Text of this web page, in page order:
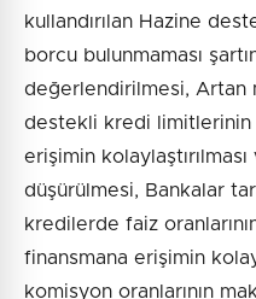
kullandırılan Hazine
borcu bulunmaması
değerlendirilmesi, Artan
destekli kredi
erişimin kolaylaştırılması
düşürülmesi, Bankalar
kredilerde faiz
finansmana erişimin
komisyon oranlarının